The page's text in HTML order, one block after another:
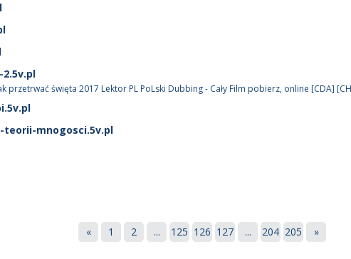
przetrwać święta 2017 Lektor PL PoLski Dubbing - Cały Film pobierz, online [CDA]
teorii-mnogosci.5v.pl
« 1 2 ... 125 126 127 ... 204 205 »